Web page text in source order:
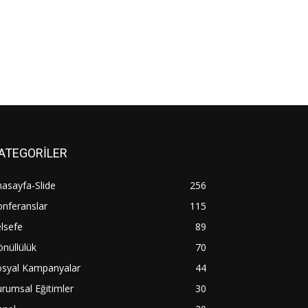
Slide
256
115
89
70
Kampanyalar
44
Eğitimler
30